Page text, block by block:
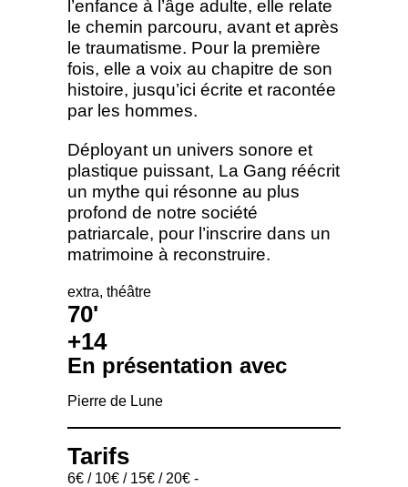
l’enfance à l’âge adulte, elle relate
le chemin parcouru, avant et après
le traumatisme. Pour la première
fois, elle a voix au chapitre de son
histoire, jusqu’ici écrite et racontée
par les hommes.
Déployant un univers sonore et
plastique puissant, La Gang réécrit
un mythe qui résonne au plus
profond de notre société
patriarcale, pour l’inscrire dans un
matrimoine à reconstruire.
extra théâtre
70'
+14
En présentation avec
Pierre de Lune
Tarifs
6€ / 10€ / 15€ / 20€ -